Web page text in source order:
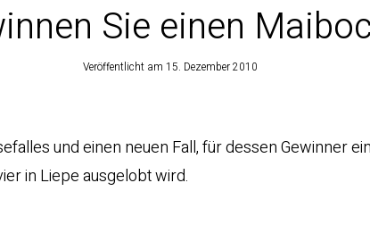
Sie einen
Veröffentlicht am 15. Dezember 2010
und einen neuen Fall, für dessen Gewinner ein
in Liepe ausgelobt wird.